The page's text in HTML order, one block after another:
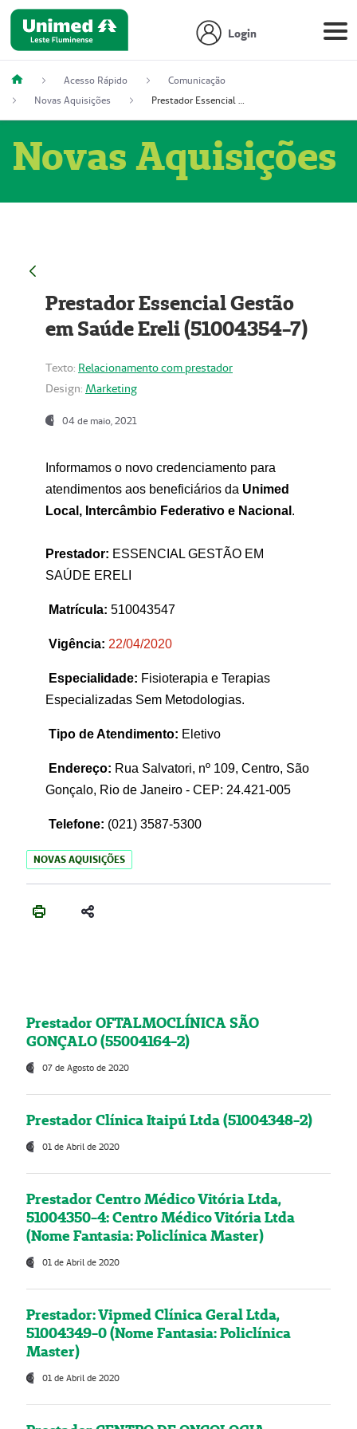
Login
Acesso Rápido
Comunicação
Novas Aquisições
Prestador Essencial Gestão em Saúde Ereli (51004354-7)
Novas Aquisições
Prestador Essencial Gestão
em Saúde Ereli (51004354-7)
Texto: Relacionamento com prestador
Design: Marketing
04 de maio, 2021
Informamos o novo credenciamento para
atendimentos aos beneficiários da Unimed
Local, Intercâmbio Federativo e Nacional .
Prestador: ESSENCIAL GESTÃO EM
SAÚDE ERELI
Matrícula: 510043547
Vigência: 22/04/2020
Especialidade: Fisioterapia e Terapias
Especializadas Sem Metodologias.
Tipo de Atendimento: Eletivo
Endereço: Rua Salvatori, nº 109, Centro, São
Gonçalo, Rio de Janeiro - CEP: 24.421-005
Telefone: (021) 3587-5300
NOVAS AQUISIÇÕES
Prestador OFTALMOCLÍNICA SÃO
GONÇALO (55004164-2)
07 de Agosto de 2020
Prestador Clínica Itaipú Ltda (51004348-2)
01 de Abril de 2020
Prestador Centro Médico Vitória Ltda,
51004350-4: Centro Médico Vitória Ltda
(Nome Fantasia: Policlínica Master)
01 de Abril de 2020
Prestador: Vipmed Clínica Geral Ltda,
51004349-0 (Nome Fantasia: Policlínica
Master)
01 de Abril de 2020